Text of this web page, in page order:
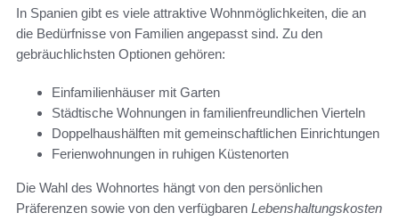
In Spanien gibt es viele attraktive Wohnmöglichkeiten, die an
die Bedürfnisse von Familien angepasst sind. Zu den
gebräuchlichsten Optionen gehören:
Einfamilienhäuser mit Garten
Städtische Wohnungen in familienfreundlichen Vierteln
Doppelhaushälften mit gemeinschaftlichen Einrichtungen
Ferienwohnungen in ruhigen Küstenorten
Die Wahl des Wohnortes hängt von den persönlichen
Präferenzen sowie von den verfügbaren Lebenshaltungskosten